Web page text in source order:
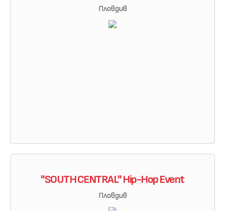
Пловдив
"SOUTH CENTRAL" Hip-Hop Event
Пловдив